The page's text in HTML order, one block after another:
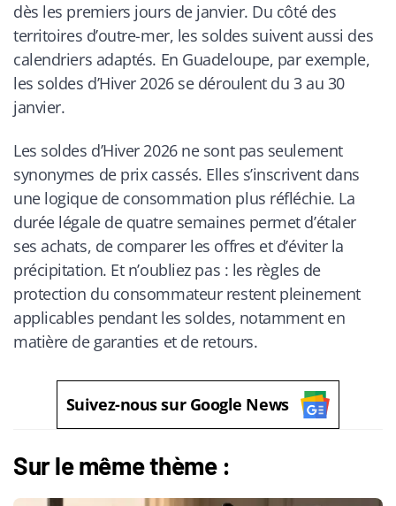
dès les premiers jours de janvier. Du côté des
territoires d’outre-mer, les soldes suivent aussi des
calendriers adaptés. En Guadeloupe, par exemple,
les soldes d’Hiver 2026 se déroulent du 3 au 30
janvier.
Les soldes d’Hiver 2026 ne sont pas seulement
synonymes de prix cassés. Elles s’inscrivent dans
une logique de consommation plus réfléchie. La
durée légale de quatre semaines permet d’étaler
ses achats, de comparer les offres et d’éviter la
précipitation. Et n’oubliez pas : les règles de
protection du consommateur restent pleinement
applicables pendant les soldes, notamment en
matière de garanties et de retours.
Suivez-nous sur Google News
Sur le même thème :